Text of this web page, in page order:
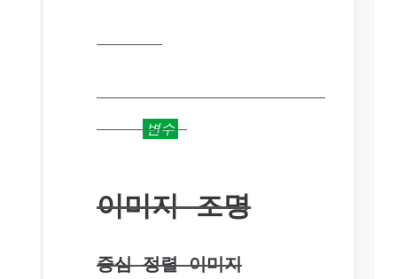
변수 태그
이를 통해 다음을 나타낼 수 있습
니다. 변수 .
이미지 조명
중심 정렬 이미지